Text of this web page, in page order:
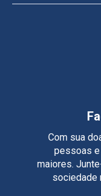
Com sua
pessoas
maiores.
sociedade